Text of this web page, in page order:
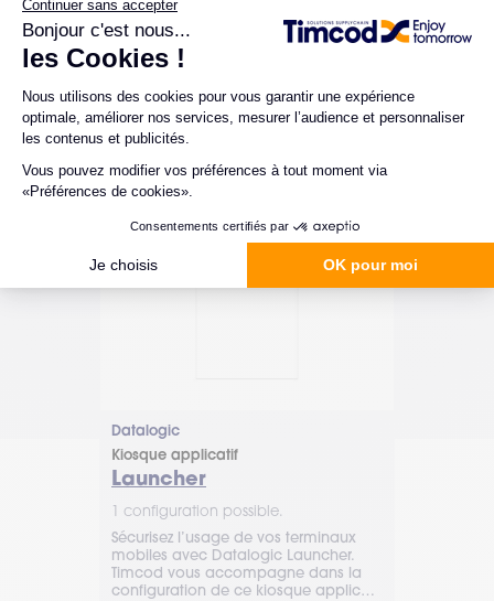
Datalogic
Kiosque applicatif
Launcher
1 configuration possible.
Sécurisez l’usage de vos terminaux
mobiles avec Datalogic Launcher.
Timcod vous accompagne dans la
configuration de ce kiosque applicatif